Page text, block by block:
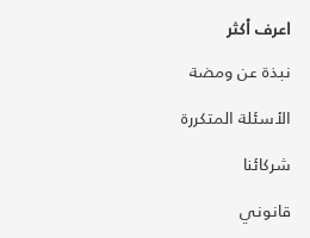
اعرف أكثر
نبذة عن ومضة
الأسئلة المتكررة
شركائنا
قانوني